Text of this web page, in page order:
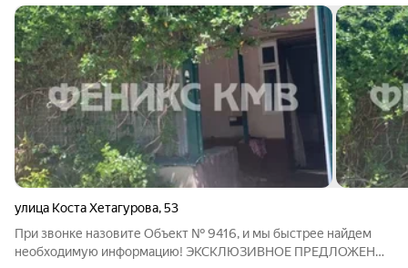
улица Коста Хетагурова,53
При звонке назовите Объект № 9416, и мы быстрее найдем
необходимую информацию! ЭКСКЛЮЗИВНОЕ ПРЕДЛОЖЕНИЕ